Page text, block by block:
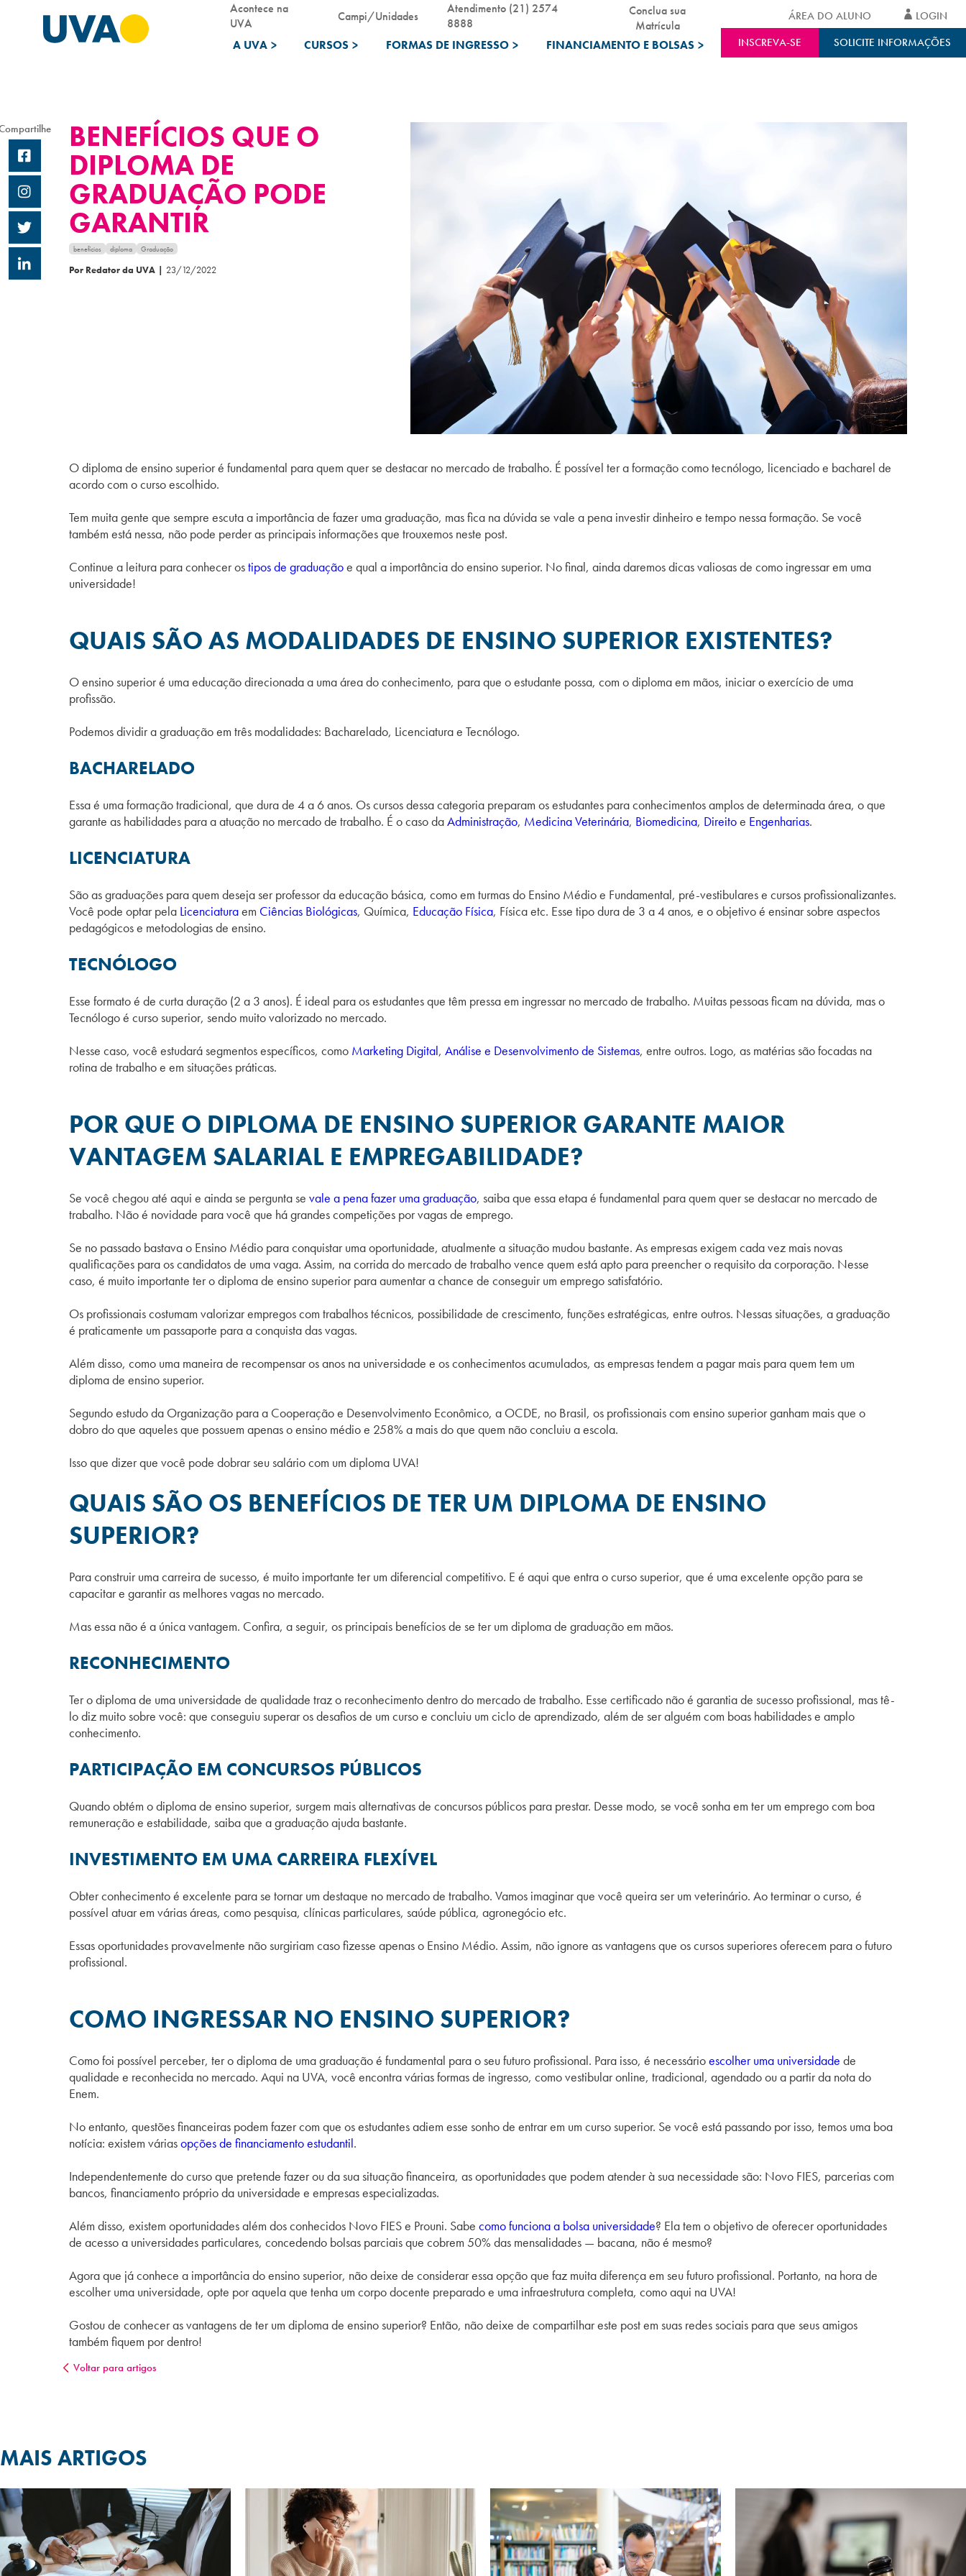
A UVA > CURSOS > FORMAS DE INGRESSO > FINANCIAMENTO E BOLSAS >
Acontece na
UVA
Campi/Unidades
Atendimento (21) 2574
8888
Conclua sua
Matrícula
INSCREVA-SE SOLICITE INFORMAÇÕES
ÁREA DO ALUNO LOGIN
BENEFÍCIOS QUE O
DIPLOMA DE
GRADUAÇÃO PODE
GARANTIR
benefícios diploma Graduação
Por Redator da UVA | 23/12/2022
O diploma de ensino superior é fundamental para quem quer se destacar no mercado de trabalho. É possível ter a formação como tecnólogo, licenciado e bacharel de
acordo com o curso escolhido.
Tem muita gente que sempre escuta a importância de fazer uma graduação, mas fica na dúvida se vale a pena investir dinheiro e tempo nessa formação. Se você
também está nessa, não pode perder as principais informações que trouxemos neste post.
Continue a leitura para conhecer ostipos de graduaçãoe qual a importância do ensino superior. No final, ainda daremos dicas valiosas de como ingressar em uma
universidade!
QUAIS SÃO AS MODALIDADES DE ENSINO SUPERIOR EXISTENTES?
O ensino superior é uma educação direcionada a uma área do conhecimento, para que o estudante possa, com o diploma em mãos, iniciar o exercício de uma
profissão.
Podemos dividir a graduação em três modalidades: Bacharelado, Licenciatura e Tecnólogo.
BACHARELADO
Essa é uma formação tradicional, que dura de 4 a 6 anos. Os cursos dessa categoria preparam os estudantes para conhecimentos amplos de determinada área, o que
garante as habilidades para a atuação no mercado de trabalho. É o caso daAdministração, Medicina Veterinária, Biomedicina, Direitoe Engenharias.
LICENCIATURA
São as graduações para quem deseja ser professor da educação básica, como em turmas do Ensino Médio e Fundamental, pré-vestibulares e cursos profissionalizantes.
Você pode optar pela Licenciaturaem Ciências Biológicas, Química, Educação Física, Física etc. Esse tipo dura de 3 a 4 anos, e o objetivo é ensinar sobre aspectos
pedagógicos e metodologias de ensino.
TECNÓLOGO
Esse formato é de curta duração (2 a 3 anos). É ideal para os estudantes que têm pressa em ingressar no mercado de trabalho. Muitas pessoas ficam na dúvida, mas o
Tecnólogo é curso superior, sendo muito valorizado no mercado.
Nesse caso, você estudará segmentos específicos, como Marketing Digital, Análise e Desenvolvimento de Sistemas, entre outros. Logo, as matérias são focadas na
rotina de trabalho e em situações práticas.
POR QUE O DIPLOMA DE ENSINO SUPERIOR GARANTE MAIOR
VANTAGEM SALARIAL E EMPREGABILIDADE?
Se você chegou até aqui e ainda se pergunta se vale a pena fazer uma graduação, saiba que essa etapa é fundamental para quem quer se destacar no mercado de
trabalho. Não é novidade para você que há grandes competições por vagas de emprego.
Se no passado bastava o Ensino Médio para conquistar uma oportunidade, atualmente a situação mudou bastante. As empresas exigem cada vez mais novas
qualificações para os candidatos de uma vaga. Assim, na corrida do mercado de trabalho vence quem está apto para preencher o requisito da corporação. Nesse
caso, é muito importante ter o diploma de ensino superior para aumentar a chance de conseguir um emprego satisfatório.
Os profissionais costumam valorizar empregos com trabalhos técnicos, possibilidade de crescimento, funções estratégicas, entre outros. Nessas situações, a graduação
é praticamente um passaporte para a conquista das vagas.
Além disso, como uma maneira de recompensar os anos na universidade e os conhecimentos acumulados, as empresas tendem a pagar mais para quem tem um
diploma de ensino superior.
Segundo estudo da Organização para a Cooperação e Desenvolvimento Econômico, a OCDE, no Brasil, os profissionais com ensino superior ganham mais que o
dobro do que aqueles que possuem apenas o ensino médio e 258% a mais do que quem não concluiu a escola.
Isso que dizer que você pode dobrar seu salário com um diploma UVA!
QUAIS SÃO OS BENEFÍCIOS DE TER UM DIPLOMA DE ENSINO
SUPERIOR?
Para construir uma carreira de sucesso, é muito importante ter um diferencial competitivo. E é aqui que entra o curso superior, que é uma excelente opção para se
capacitar e garantir as melhores vagas no mercado.
Mas essa não é a única vantagem. Confira, a seguir, os principais benefícios de se ter um diploma de graduação em mãos.
RECONHECIMENTO
Ter o diploma de uma universidade de qualidade traz o reconhecimento dentro do mercado de trabalho. Esse certificado não é garantia de sucesso profissional, mas tê-
lo diz muito sobre você: que conseguiu superar os desafios de um curso e concluiu um ciclo de aprendizado, além de ser alguém com boas habilidades e amplo
conhecimento.
PARTICIPAÇÃO EM CONCURSOS PÚBLICOS
Quando obtém o diploma de ensino superior, surgem mais alternativas de concursos públicos para prestar. Desse modo, se você sonha em ter um emprego com boa
remuneração e estabilidade, saiba que a graduação ajuda bastante.
INVESTIMENTO EM UMA CARREIRA FLEXÍVEL
Obter conhecimento é excelente para se tornar um destaque no mercado de trabalho. Vamos imaginar que você queira ser um veterinário. Ao terminar o curso, é
possível atuar em várias áreas, como pesquisa, clínicas particulares, saúde pública, agronegócio etc.
Essas oportunidades provavelmente não surgiriam caso fizesse apenas o Ensino Médio. Assim, não ignore as vantagens que os cursos superiores oferecem para o futuro
profissional.
COMO INGRESSAR NO ENSINO SUPERIOR?
Como foi possível perceber, ter o diploma de uma graduação é fundamental para o seu futuro profissional. Para isso, é necessárioescolher uma universidade de
qualidade e reconhecida no mercado. Aqui na UVA, você encontra várias formas de ingresso, como vestibular online, tradicional, agendado ou a partir da nota do
Enem.
No entanto, questões financeiras podem fazer com que os estudantes adiem esse sonho de entrar em um curso superior. Se você está passando por isso, temos uma boa
notícia: existem váriasopções de financiamento estudantil.
Independentemente do curso que pretende fazer ou da sua situação financeira, as oportunidades que podem atender à sua necessidade são: Novo FIES, parcerias com
bancos, financiamento próprio da universidade e empresas especializadas.
Além disso, existem oportunidades além dos conhecidos Novo FIES e Prouni. Sabe como funciona a bolsa universidade? Ela tem o objetivo de oferecer oportunidades
de acesso a universidades particulares, concedendo bolsas parciais que cobrem 50% das mensalidades — bacana, não é mesmo?
Agora que já conhece a importância do ensino superior, não deixe de considerar essa opção que faz muita diferença em seu futuro profissional. Portanto, na hora de
escolher uma universidade, opte por aquela que tenha um corpo docente preparado e uma infraestrutura completa, como aqui na UVA!
Gostou de conhecer as vantagens de ter um diploma de ensino superior? Então, não deixe de compartilhar este post em suas redes sociais para que seus amigos
também fiquem por dentro!
Voltar para artigos
MAIS ARTIGOS